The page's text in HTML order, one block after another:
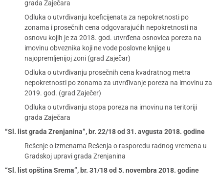
grada Zaječara
Odluka o utvrđivanju koeficijenata za nepokretnosti po
zonama i prosečnih cena odgovarajućih nepokretnosti na
osnovu kojih je za 2018. god. utvrđena osnovica poreza na
imovinu obveznika koji ne vode poslovne knjige u
najopremljenijoj zoni (grad Zaječar)
Odluka o utvrđivanju prosečnih cena kvadratnog metra
nepokretnosti po zonama za utvrđivanje poreza na imovinu za
2019. god. (grad Zaječer)
Odluka o utvrđivanju stopa poreza na imovinu na teritoriji
grada Zaječara
“Sl. list grada Zrenjanina”, br. 22/18 od 31. avgusta 2018. godine
Rešenje o izmenama Rešenja o rasporedu radnog vremena u
Gradskoj upravi grada Zrenjanina
“Sl. list opština Srema”, br. 31/18 od 5. novembra 2018. godine